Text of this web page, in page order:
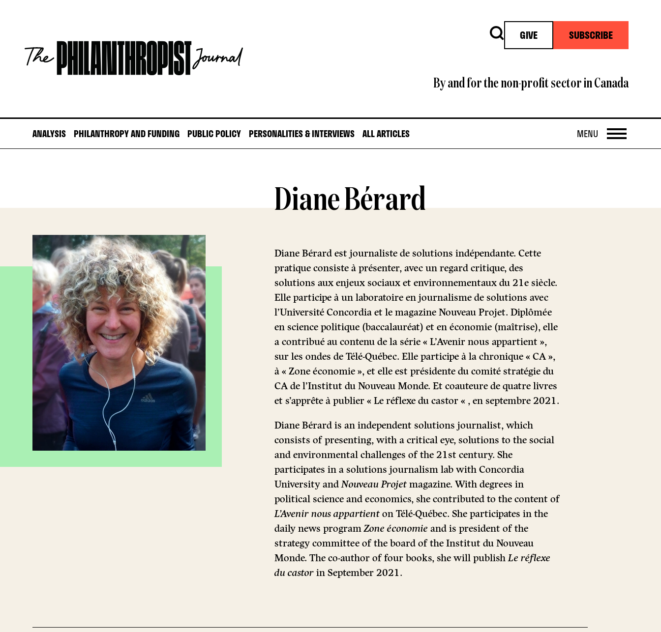
The
Philanthropist
Journal
Search GIVE SUBSCRIBE
By and for the non-profit sector in Canada
ANALYSIS PHILANTHROPY AND FUNDING PUBLIC POLICY PERSONALITIES & INTERVIEWS ALL ARTICLES OPEN
MENU
Diane Bérard
Diane Bérard est journaliste de solutions indépendante. Cette
pratique consiste à présenter, avec un regard critique, des
solutions aux enjeux sociaux et environnementaux du 21esiècle.
Elle participe à un laboratoire en journalisme de solutions avec
l’Université Concordia et le magazine Nouveau Projet. Diplômée
en science politique (baccalauréat) et en économie (maîtrise), elle
a contribué au contenu de la série « L’Avenir nous appartient »,
sur les ondes de Télé-Québec. Elle participe à la chronique « CA »,
à « Zone économie », et elle est présidente du comité stratégie du
CA de l’Institut du Nouveau Monde. Et coauteure de quatre livres
et s’apprête à publier « Le réflexe du castor « , en septembre 2021.
Diane Bérard is an independent solutions journalist, which
consists of presenting, with a critical eye, solutions to the social
and environmental challenges of the 21st century. She
participates in a solutions journalism lab with Concordia
University andNouveau Projetmagazine. With degrees in
political science and economics, she contributed to the content of
L’Avenir nous appartienton Télé-Québec. She participates in the
daily news programZone économie and is president of the
strategy committee of the board of the Institut du Nouveau
Monde. The co-author of four books, she will publishLe réflexe
du castorin September 2021.